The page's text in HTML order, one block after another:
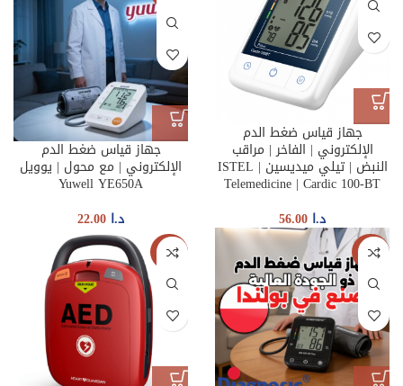
جهاز قياس ضغط الدم
الإلكتروني | الفاخر | مراقب
النبض | تيلي ميديسين | ISTEL
Telemedicine | Cardic 100-BT
د.ا 56.00
جهاز قياس ضغط الدم
الإلكتروني | مع محول | يوويل
Yuwell YE650A
د.ا 22.00
جديدنا جديدنا